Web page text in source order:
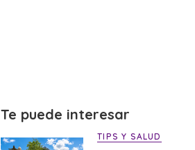
Te puede interesar
TIPS Y SALUD